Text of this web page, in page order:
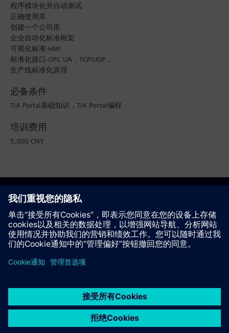
程序模块化并自动测试
正确使用库
创建一个公司库
企业自动化标准框架
可视化标准-HMI
标准化接口-OPC UA，TCP/UDP…
生产线标准化原理
必备条件
TIA Portal基础知识，TIA Portal编程
培训费用
5,800 CNY
将此课程加入“感兴趣列表”
推荐该页面